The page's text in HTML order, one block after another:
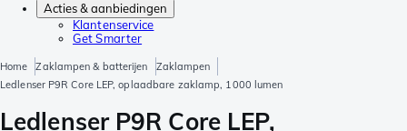
Acties & aanbiedingen
Klantenservice
Get Smarter
Home Zaklampen & batterijen
Zaklampen
Ledlenser P9R Core LEP, oplaadbare zaklamp, 1000 lumen
Ledlenser P9R Core LEP,